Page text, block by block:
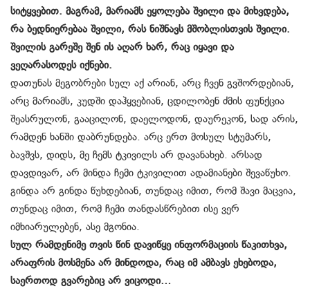
სიტყვებით. მაგრამ, მარიამს ეყოლება შვილი და მიხვდება,
რა ბედნიერებაა შვილი, რას ნიშნავს მშობლისთვის შვილი.
შვილის გარეშე შენ ის აღარ ხარ, რაც იყავი და
ვეღარასოდეს იქნები.
დათუნას მეგობრები სულ აქ არიან, არც ჩვენ გვშორდებიან,
არც მარიამს, კუდში დაჰყვებიან, ცდილობენ ძმის ფუნქცია
შეასრულონ, გააცილონ, დაელოდონ, დაურეკონ, სად არის,
რამდენ ხანში დაბრუნდება. არც ერთ მოსულ სტუმარს,
ბავშვს, დიდს, მე ჩემს ტკივილს არ დავანახებ. არსად
დავდივარ, არ მინდა ჩემი ტკივილით ადამიანები შევაწუხო.
გინდა არ გინდა წუხდებიან, თუნდაც იმით, რომ შავი მაცვია,
თუნდაც იმით, რომ ჩემი თანდასწრებით ისე ვერ
იმხიარულებენ, ასე მგონია.
სულ რამდენიმე თვის წინ დავიწყე ინფორმაციის წაკითხვა,
არაფრის მოსმენა არ მინდოდა, რაც იმ ამბავს ეხებოდა,
საერთოდ გვარებიც არ ვიცოდი…